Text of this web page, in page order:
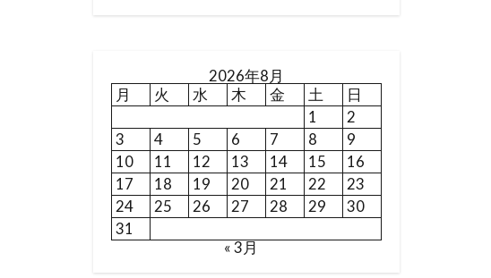
2026年8月
月
火 水 木 金 土
日
1
2
3
4 5 6 7 8
9
10
11 12 13 14 15
16
17
18 19 20 21 22
23
24
25 26 27 28 29
30
31
« 3月